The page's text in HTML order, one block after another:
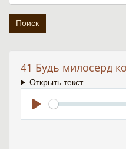
41 Будь милосерд
Открыть текст